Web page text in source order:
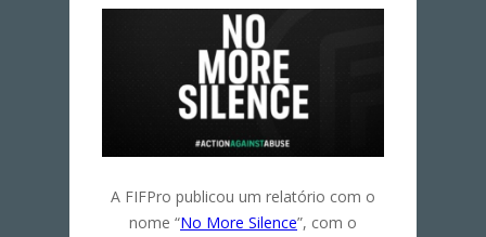
A FIFPro publicou um relatório com o
nome “No More Silence”, com o